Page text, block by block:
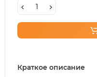
Краткое описание